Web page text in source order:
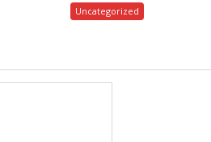
Uncategorized